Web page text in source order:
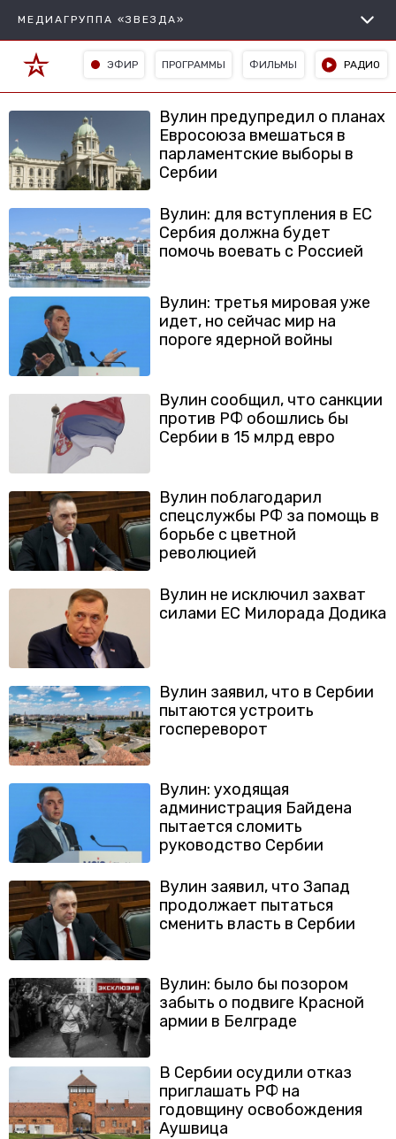
МЕДИАГРУППА «ЗВЕЗДА»
ЭФИР ПРОГРАММЫ ФИЛЬМЫ РАДИО
Вулин предупредил о планах
Евросоюза вмешаться в
парламентские выборы в
Сербии
Вулин: для вступления в ЕС
Сербия должна будет
помочь воевать с Россией
Вулин: третья мировая уже
идет, но сейчас мир на
пороге ядерной войны
Вулин сообщил, что санкции
против РФ обошлись бы
Сербии в 15 млрд евро
Вулин поблагодарил
спецслужбы РФ за помощь в
борьбе с цветной
революцией
Вулин не исключил захват
силами ЕС Милорада Додика
Вулин заявил, что в Сербии
пытаются устроить
госпереворот
Вулин: уходящая
администрация Байдена
пытается сломить
руководство Сербии
Вулин заявил, что Запад
продолжает пытаться
сменить власть в Сербии
Вулин: было бы позором
забыть о подвиге Красной
армии в Белграде
В Сербии осудили отказ
приглашать РФ на
годовщину освобождения
Аушвица